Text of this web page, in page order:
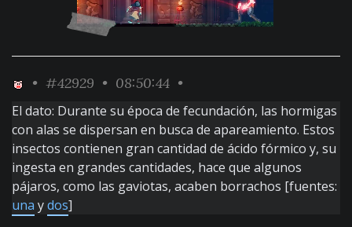
• #42929 • 08:50:44 •
El dato: Durante su época de fecundación, las hormigas
con alas se dispersan en busca de apareamiento. Estos
insectos contienen gran cantidad de ácido fórmico y, su
ingesta en grandes cantidades, hace que algunos
pájaros, como las gaviotas, acaben borrachos [fuentes:
una ydos]